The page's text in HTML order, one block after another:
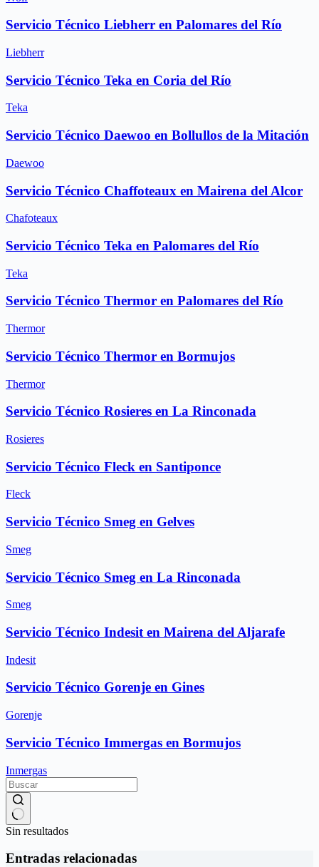
Servicio Técnico Liebherr en Palomares del Río
Liebherr
Servicio Técnico Teka en Coria del Río
Teka
Servicio Técnico Daewoo en Bollullos de la Mitación
Daewoo
Servicio Técnico Chaffoteaux en Mairena del Alcor
Chafoteaux
Servicio Técnico Teka en Palomares del Río
Teka
Servicio Técnico Thermor en Palomares del Río
Thermor
Servicio Técnico Thermor en Bormujos
Thermor
Servicio Técnico Rosieres en La Rinconada
Rosieres
Servicio Técnico Fleck en Santiponce
Fleck
Servicio Técnico Smeg en Gelves
Smeg
Servicio Técnico Smeg en La Rinconada
Smeg
Servicio Técnico Indesit en Mairena del Aljarafe
Indesit
Servicio Técnico Gorenje en Gines
Gorenje
Servicio Técnico Immergas en Bormujos
Inmergas
Sin resultados
Entradas relacionadas